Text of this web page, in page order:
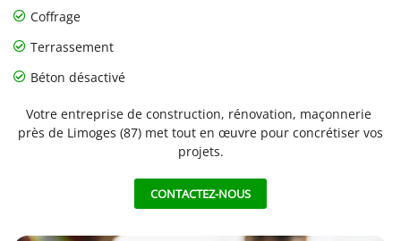
Coffrage
Terrassement
Béton désactivé
Votre entreprise de construction, rénovation, maçonnerie
près de Limoges (87) met tout en œuvre pour concrétiser vos
projets.
CONTACTEZ-NOUS